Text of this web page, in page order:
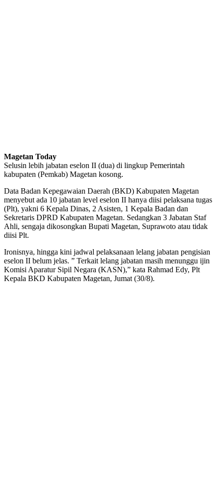
Magetan Today
Selusin lebih jabatan eselon II (dua) di lingkup Pemerintah
kabupaten (Pemkab) Magetan kosong.
Data Badan Kepegawaian Daerah (BKD) Kabupaten Magetan
menyebut ada 10 jabatan level eselon II hanya diisi pelaksana tugas
(Plt), yakni 6 Kepala Dinas, 2 Asisten, 1 Kepala Badan dan
Sekretaris DPRD Kabupaten Magetan. Sedangkan 3 Jabatan Staf
Ahli, sengaja dikosongkan Bupati Magetan, Suprawoto atau tidak
diisi Plt.
Ironisnya, hingga kini jadwal pelaksanaan lelang jabatan pengisian
eselon II belum jelas. ” Terkait lelang jabatan masih menunggu ijin
Komisi Aparatur Sipil Negara (KASN),” kata Rahmad Edy, Plt
Kepala BKD Kabupaten Magetan, Jumat (30/8).